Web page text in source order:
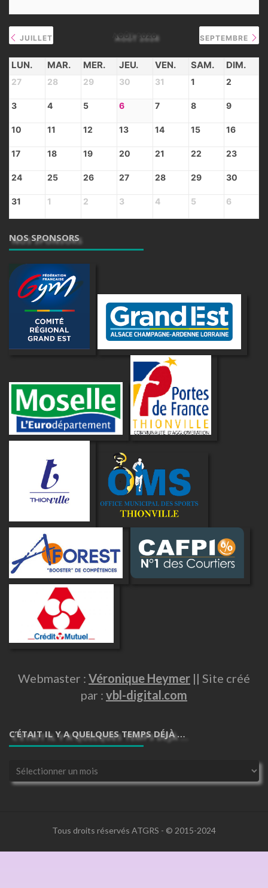
JUILLET AOÛT 2026 SEPTEMBRE
LUN. MAR. MER. JEU. VEN. SAM. DIM.
27 28 29 30 31 1 2
3 4 5 6 7 8 9
10 11 12 13 14 15 16
17 18 19 20 21 22 23
24 25 26 27 28 29 30
31 1 2 3 4 5 6
NOS SPONSORS
Webmaster : Véronique Heymer || Site créé
par : vbl-digital.com
C’ÉTAIT IL Y A QUELQUES TEMPS DÉJÀ …
Tous droits réservés ATGRS - © 2015-2024